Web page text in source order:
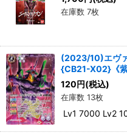
在庫数 7枚
(2023/10)エヴァ
{CB21-X02}《紫
120 円(税込)
在庫数 13枚
Lv1 7000 Lv2